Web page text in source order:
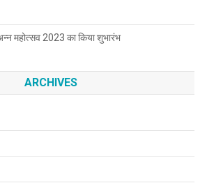
महोत्सव 2023 का किया शुभारंभ
ARCHIVES